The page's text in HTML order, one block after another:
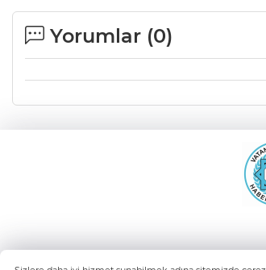
Yorumlar (0)